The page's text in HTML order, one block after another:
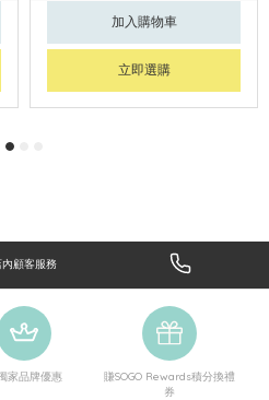
加入購物車
立即選購
內顧客服務
家品牌優惠
賺SOGO Rewards積分換禮
券